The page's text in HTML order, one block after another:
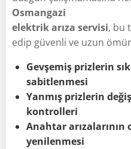
Osmangazi
elektrik arıza servisi, bu
edip güvenli ve uzun
Gevşemiş prizlerin
sabitlenmesi
Yanmış prizlerin
kontrolleri
Anahtar arızalarının
yenilenmesi